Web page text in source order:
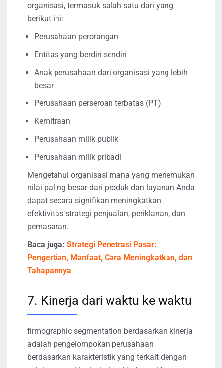
organisasi, termasuk salah satu dari yang
berikut ini:
Perusahaan perorangan
Entitas yang berdiri sendiri
Anak perusahaan dari organisasi yang lebih
besar
Perusahaan perseroan terbatas (PT)
Kemitraan
Perusahaan milik publik
Perusahaan milik pribadi
Mengetahui organisasi mana yang menemukan
nilai paling besar dari produk dan layanan Anda
dapat secara signifikan meningkatkan
efektivitas strategi penjualan, periklanan, dan
pemasaran.
Baca juga: Strategi Penetrasi Pasar:
Pengertian, Manfaat, Cara Meningkatkan, dan
Tahapannya
7. Kinerja dari waktu ke waktu
firmographic segmentation berdasarkan kinerja
adalah pengelompokan perusahaan
berdasarkan karakteristik yang terkait dengan